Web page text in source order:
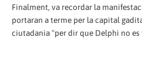
Finalment, va recordar la
portaran a terme per la capital
ciutadania "per dir que Delphi no es